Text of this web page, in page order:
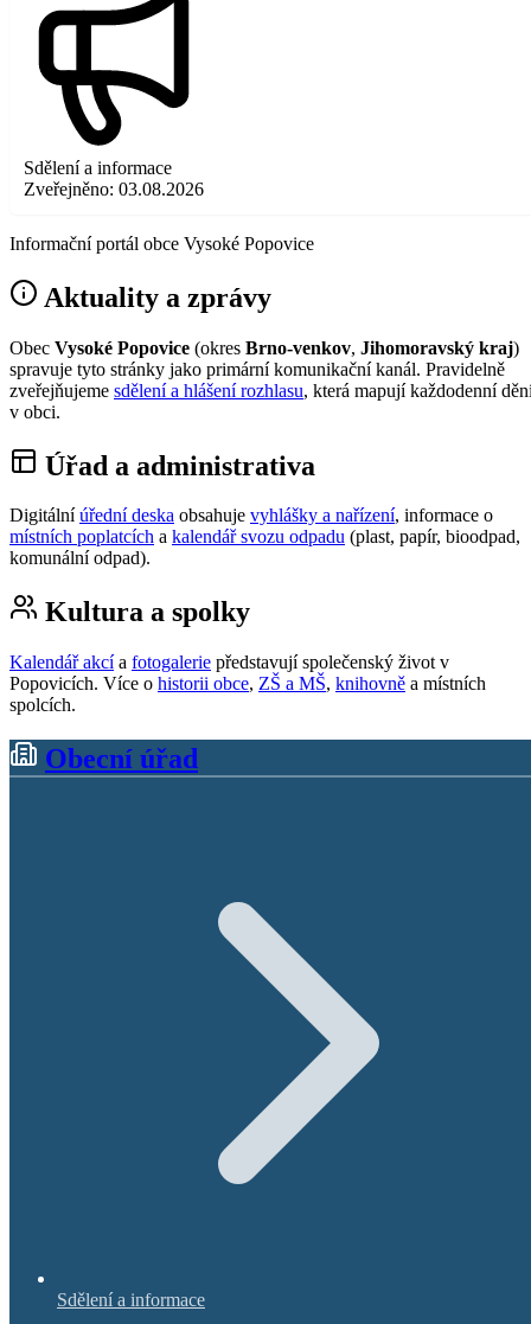
Sdělení a informace
Zveřejněno: 03.08.2026
Informační portál obce Vysoké Popovice
Aktuality a zprávy
Obec Vysoké Popovice (okres Brno-venkov, Jihomoravský kraj)
spravuje tyto stránky jako primární komunikační kanál. Pravidelně
zveřejňujeme sdělení a hlášení rozhlasu, která mapují každodenní
v obci.
Úřad a administrativa
Digitální úřední deska obsahuje vyhlášky a nařízení, informace o
místních poplatcích a kalendář svozu odpadu (plast, papír, bioodpad,
komunální odpad).
Kultura a spolky
Kalendář akcía fotogalerie představují společenský život v
Popovicích. Více o historii obce, ZŠ a MŠ, knihovně a místních
spolcích.
Obecní úřad
Sdělení a informace